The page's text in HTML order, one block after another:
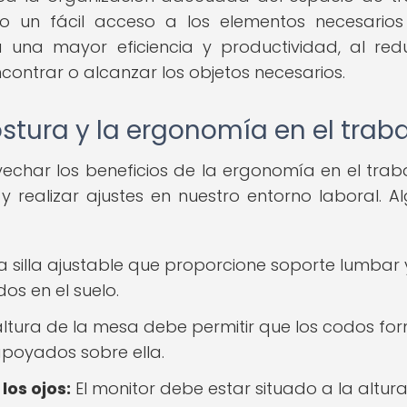
un fácil acceso a los elementos
una mayor eficiencia y productividad, al
o alcanzar los objetos necesarios.
y la ergonomía en el
los beneficios de la ergonomía en el
ajustes en nuestro entorno laboral.
silla ajustable que proporcione soporte lumbar
en el suelo.
de la mesa debe permitir que los codos
sobre ella.
ojos: El monitor debe estar situado a la